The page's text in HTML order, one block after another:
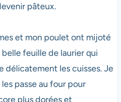
pâteux.
et mon poulet ont mijoté
feuille de laurier qui
délicatement les cuisses. Je
passe au four pour
plus dorées et